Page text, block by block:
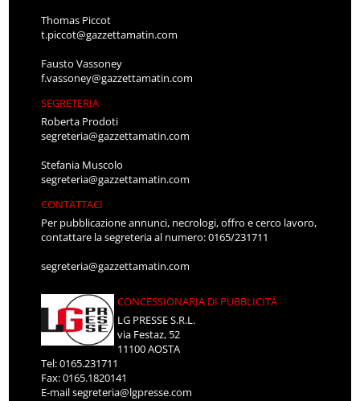
Thomas Piccot
t.piccot@gazzettamatin.com
Fausto Vassoney
f.vassoney@gazzettamatin.com
SEGRETERIA
Roberta Prodoti
segreteria@gazzettamatin.com
Stefania Muscolo
segreteria@gazzettamatin.com
CONTATTACI
Per pubblicazione annunci, necrologi, offro e cerco lavoro,
contattare la segreteria al numero: 0165/231711
segreteria@gazzettamatin.com
CONCESSIONARIA DI PUBBLICITÀ
LG PRESSE S.R.L.
via Festaz, 52
11100 AOSTA
Tel: 0165.231711
Fax: 0165.1820141
E-mailsegreteria@lgpresse.com